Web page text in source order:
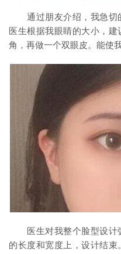
通过朋友介绍，我急切
医生根据我眼睛的大小，
角，再做一个双眼皮。能使
医生对我整个脸型设计
的长度和宽度上，设计结束